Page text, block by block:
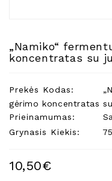
Kosmetika
Kūdikiams
Pirties
Reikalai
Dovanos
„Namiko“
koncentratas su
Prekės Kodas:
gėrimo koncentratas
Prieinamumas:
Grynasis Kiekis:
10,50€